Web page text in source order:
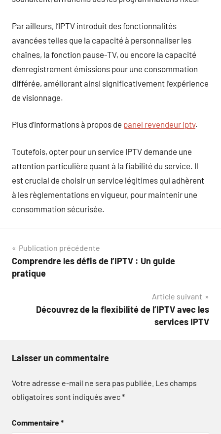
Par ailleurs, l’IPTV introduit des fonctionnalités
avancées telles que la capacité à personnaliser les
chaînes, la fonction pause-TV, ou encore la capacité
d’enregistrement émissions pour une consommation
différée, améliorant ainsi significativement l’expérience
de visionnage.
Plus d’informations à propos de panel revendeur iptv.
Toutefois, opter pour un service IPTV demande une
attention particulière quant à la fiabilité du service. Il
est crucial de choisir un service légitimes qui adhèrent
à les règlementations en vigueur, pour maintenir une
consommation sécurisée.
Navigation
de
Publication précédente
Comprendre les défis de l’IPTV : Un guide
pratique
Article suivant
Découvrez de la flexibilité de l’IPTV avec les
services IPTV
Laisser un commentaire
Votre adresse e-mail ne sera pas publiée. Les champs
obligatoires sont indiqués avec*
Commentaire*